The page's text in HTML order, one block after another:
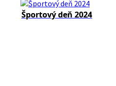
Športový deň 2024